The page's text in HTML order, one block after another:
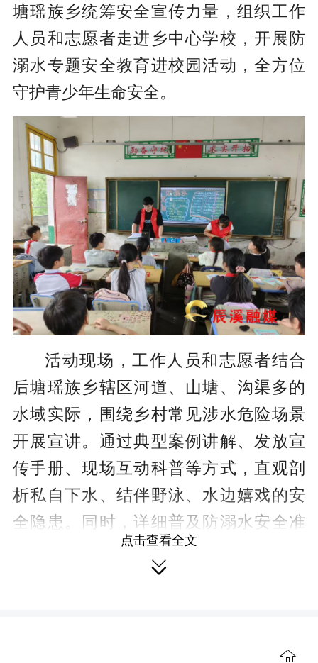
塘瑶族乡统筹安全宣传力量，组织工作
人员和志愿者走进乡中心学校，开展防
溺水专题安全教育进校园活动，全方位
守护青少年生命安全。
活动现场，工作人员和志愿者结合
后塘瑶族乡辖区河道、山塘、沟渠多的
水域实际，围绕乡村常见涉水危险场景
开展宣讲。通过典型案例讲解、发放宣
传手册、现场互动科普等方式，直观剖
析私自下水、结伴野泳、水边嬉戏的安
全隐患。同时，详细普及防溺水安全准
则，细致讲解落水自救、科学施救、避
险逃生等实用知识，重点纠正学生盲目
点击查看全文
